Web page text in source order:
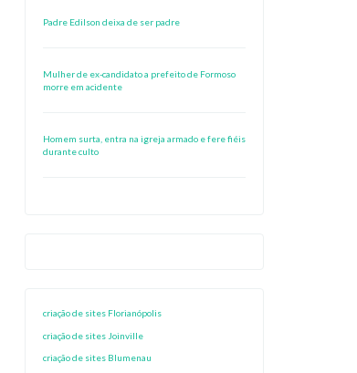
Padre Edilson deixa de ser padre
Mulher de ex-candidato a prefeito de Formoso
morre em acidente
Homem surta, entra na igreja armado e fere fiéis
durante culto
criação de sites Florianópolis
criação de sites Joinville
criação de sites Blumenau